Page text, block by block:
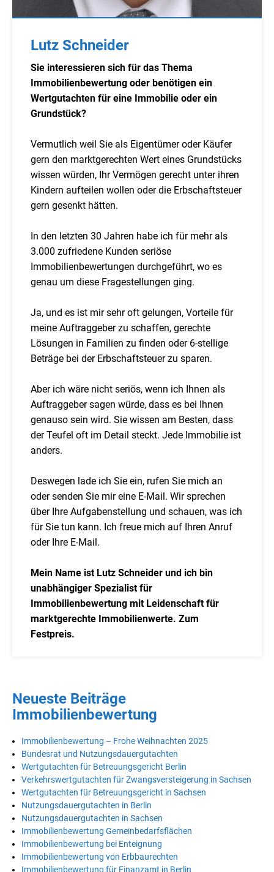
Lutz Schneider
Sie interessieren sich für das Thema
Immobilienbewertung oder benötigen ein
Wertgutachten für eine Immobilie oder ein
Grundstück?
Vermutlich weil Sie als Eigentümer oder Käufer
gern den marktgerechten Wert eines Grundstücks
wissen würden, Ihr Vermögen gerecht unter ihren
Kindern aufteilen wollen oder die Erbschaftsteuer
gern gesenkt hätten.
In den letzten 30 Jahren habe ich für mehr als
3.000 zufriedene Kunden seriöse
Immobilienbewertungen durchgeführt, wo es
genau um diese Fragestellungen ging.
Ja, und es ist mir sehr oft gelungen, Vorteile für
meine Auftraggeber zu schaffen, gerechte
Lösungen in Familien zu finden oder 6-stellige
Beträge bei der Erbschaftsteuer zu sparen.
Aber ich wäre nicht seriös, wenn ich Ihnen als
Auftraggeber sagen würde, dass es bei Ihnen
genauso sein wird. Sie wissen am Besten, dass
der Teufel oft im Detail steckt. Jede Immobilie ist
anders.
Deswegen lade ich Sie ein, rufen Sie mich an
oder senden Sie mir eine E-Mail. Wir sprechen
über Ihre Aufgabenstellung und schauen, was ich
für Sie tun kann. Ich freue mich auf Ihren Anruf
oder Ihre E-Mail.
Mein Name ist Lutz Schneider und ich bin
unabhängiger Spezialist für
Immobilienbewertung mit Leidenschaft für
marktgerechte Immobilienwerte. Zum
Festpreis.
Neueste Beiträge
Immobilienbewertung
Immobilienbewertung – Frohe Weihnachten 2025
Bundesrat und Nutzungsdauergutachten
Wertgutachten für Betreuungsgericht Berlin
Verkehrswertgutachten für Zwangsversteigerung in Sachsen
Wertgutachten für Betreuungsgericht in Sachsen
Nutzungsdauergutachten in Berlin
Nutzungsdauergutachten in Sachsen
Immobilienbewertung Gemeinbedarfsflächen
Immobilienbewertung bei Enteignung
Immobilienbewertung von Erbbaurechten
Immobilienbewertung für Finanzamt in Berlin